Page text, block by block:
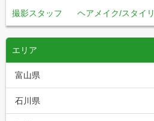
撮影スタッフ
ヘアメイク/スタイ
エリア
富山県
石川県